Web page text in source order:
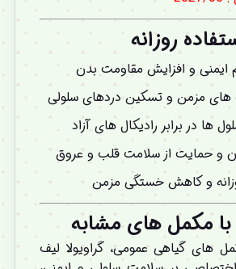
روزانه
و افزایش مقاومت بدن
های مزمن و تسکین دردهای سلولی
ها در برابر رادیکال های آزاد
و حمایت از سلامت قلب و عروق
و کاهش خستگی مزمن
مکمل های مشابه
های گیاهی عمومی، گراویولا لیف